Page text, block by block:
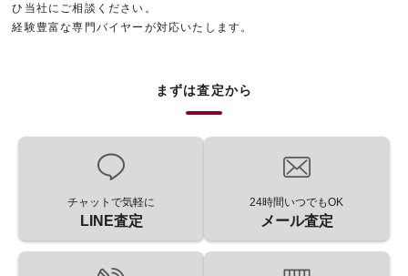
ひ当社にご相談ください。
経験豊富な専門バイヤーが対応いたします。
まずは査定から
チャットで気軽に
LINE査定
24時間いつでもOK
メール査定